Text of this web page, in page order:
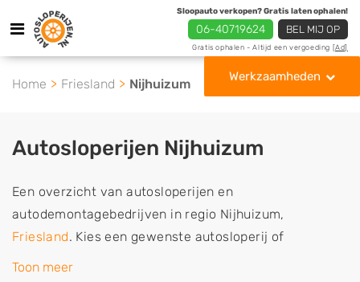
Sloopauto verkopen? Gratis laten ophalen!
06-40719624 BEL MIJ OP
Gratis ophalen - Altijd een vergoeding [Ad]
Werkzaamheden
Home Friesland Nijhuizum
Autosloperijen Nijhuizum
Een overzicht van autosloperijen en
autodemontagebedrijven in regio Nijhuizum,
Friesland. Kies een gewenste autosloperij of
autosloop uit de lijst die gespecialiseerd is in de
Toon meer